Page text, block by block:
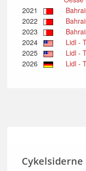
2021
2022
2023
2024
Lidl -
2025
Lidl -
2026
Lidl -
Cykelsiderne